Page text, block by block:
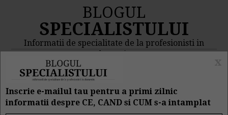
BLOGUL
SPECIALISTULUI
Informatii de specialitate de la profesionisti in
domeniu
MENIU
Inscrie e-mailul tau pentru a primi zilnic
informatii despre CE, CAND si CUM s-a intamplat